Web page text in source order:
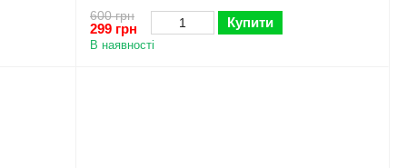
захистом камери чорний
600 грн
299 грн Купити
В наявності